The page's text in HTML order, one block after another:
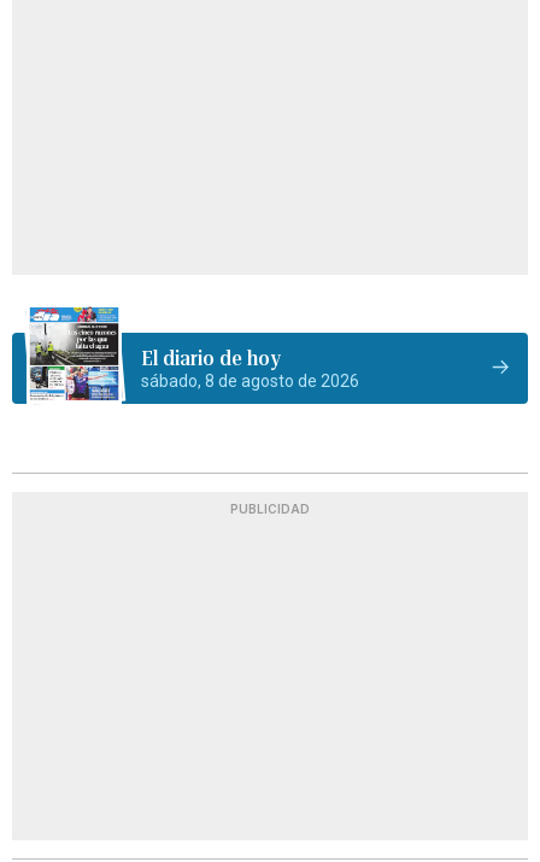
El diario de hoy
sábado, 8 de agosto de 2026
PUBLICIDAD